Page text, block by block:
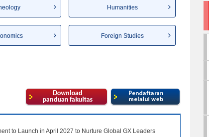
Humanities
Foreign Studies
to Launch in April 2027 to Nurture Global GX Leaders